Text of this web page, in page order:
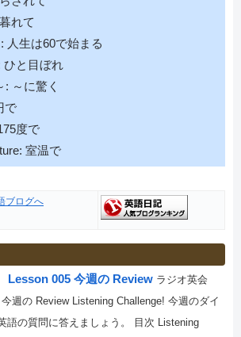
れて
人生は60で始まる
ひと目ぼれ
: ～に驚く
で
度で
室温で
005 今週の Review ラジオ英会
週の Review Listening Challenge! 今週のダイ
語の質問に答えましょう。 目次 Listening